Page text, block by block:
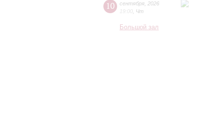
10 сентября 2026
19:00 Чт
Большой зал